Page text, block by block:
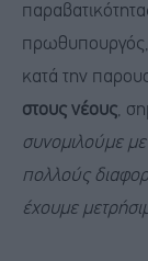
πρωθυπουργός,
κατά την
στους νέους,
συνομιλούμε
πολλούς
έχουμε